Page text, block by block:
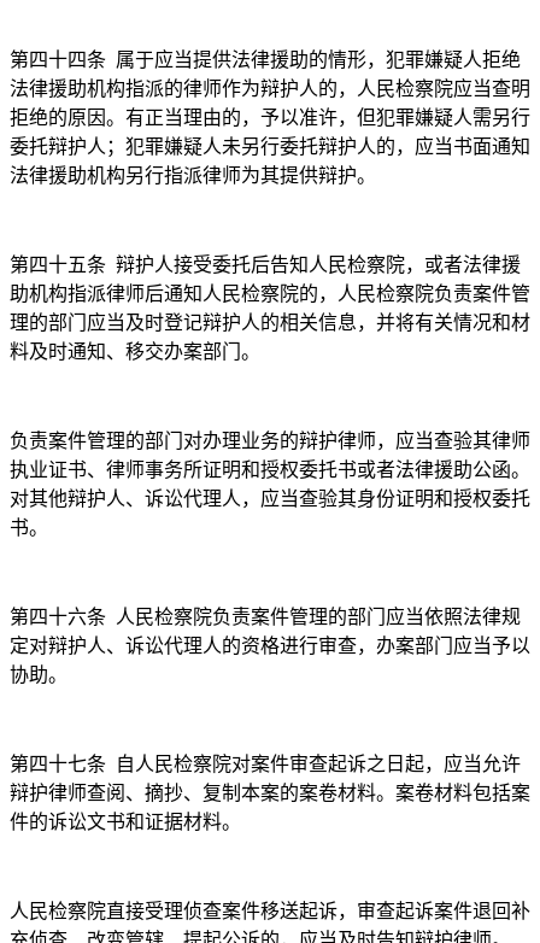
第四十四条 属于应当提供法律援助的情形，犯罪嫌疑人拒绝
法律援助机构指派的律师作为辩护人的，人民检察院应当查明
拒绝的原因。有正当理由的，予以准许，但犯罪嫌疑人需另行
委托辩护人；犯罪嫌疑人未另行委托辩护人的，应当书面通知
法律援助机构另行指派律师为其提供辩护。
第四十五条 辩护人接受委托后告知人民检察院，或者法律援
助机构指派律师后通知人民检察院的，人民检察院负责案件管
理的部门应当及时登记辩护人的相关信息，并将有关情况和材
料及时通知、移交办案部门。
负责案件管理的部门对办理业务的辩护律师，应当查验其律师
执业证书、律师事务所证明和授权委托书或者法律援助公函。
对其他辩护人、诉讼代理人，应当查验其身份证明和授权委托
书。
第四十六条
人民检察院负责案件管理的部门应当依照法律规
定对辩护人、诉讼代理人的资格进行审查，办案部门应当予以
协助。
第四十七条
自人民检察院对案件审查起诉之日起，应当允许
辩护律师查阅、摘抄、复制本案的案卷材料。案卷材料包括案
件的诉讼文书和证据材料。
人民检察院直接受理侦查案件移送起诉，审查起诉案件退回补